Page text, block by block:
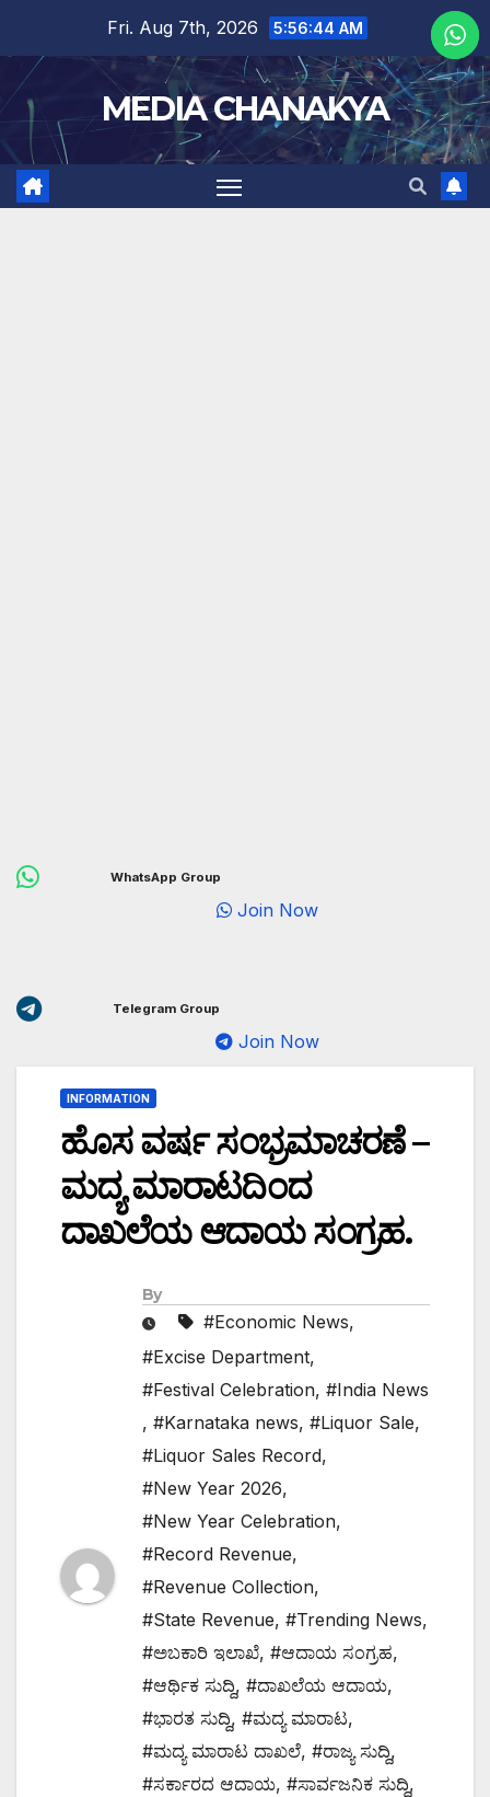
Fri. Aug 7th, 2026 5:56:45 AM
MEDIA CHANAKYA
WhatsApp Group
Join Now
Telegram Group
Join Now
INFORMATION
ಹೊಸ ವರ್ಷ ಸಂಭ್ರಮಾಚರಣೆ –
ಮದ್ಯ ಮಾರಾಟದಿಂದ
ದಾಖಲೆಯ ಆದಾಯ ಸಂಗ್ರಹ.
By
#Economic News,
#Excise Department,
#Festival Celebration, #India News
, #Karnataka news, #Liquor Sale,
#Liquor Sales Record,
#New Year 2026,
#New Year Celebration,
#Record Revenue,
#Revenue Collection,
#State Revenue, #Trending News,
#ಅಬಕಾರಿ ಇಲಾಖೆ, #ಆದಾಯ ಸಂಗ್ರಹ,
#ಆರ್ಥಿಕ ಸುದ್ದಿ, #ದಾಖಲೆಯ ಆದಾಯ,
#ಭಾರತ ಸುದ್ದಿ, #ಮದ್ಯ ಮಾರಾಟ,
#ಮದ್ಯ ಮಾರಾಟ ದಾಖಲೆ, #ರಾಜ್ಯ ಸುದ್ದಿ,
#ಸರ್ಕಾರದ ಆದಾಯ, #ಸಾರ್ವಜನಿಕ ಸುದ್ದಿ,